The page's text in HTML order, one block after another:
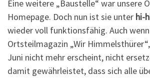
Eine weitere „Baustelle“ war unsere
Homepage. Doch nun ist sie unter hi-
wieder voll funktionsfähig. Auch
Ortsteilmagazin „Wir
Juni nicht mehr erscheint, nicht
damit gewährleistet, dass sich alle